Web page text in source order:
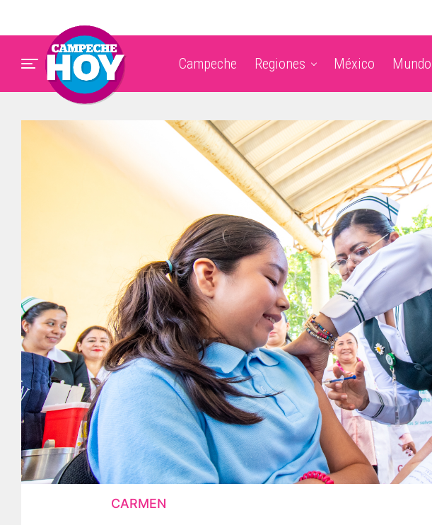
Campeche Regiones México Mundo
CARMEN